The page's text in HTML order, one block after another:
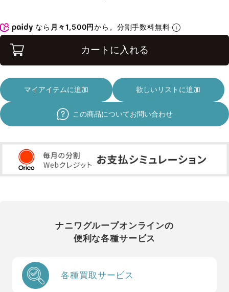
なら 月々1,500円から。分割手数料無料
カートに入れる
マイアイテムに追加 欲しいリストに追加
この商品についてお問い合わせ
ナニワグループオンラインの
便利な各種サービス
各種買取サービス